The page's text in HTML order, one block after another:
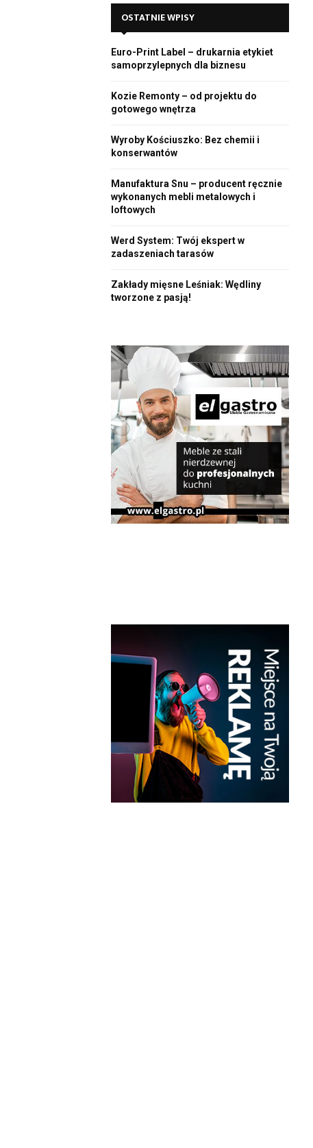
r
:
E
A
R
OSTATNIE WPISY
Euro-Print Label – drukarnia etykiet
samoprzylepnych dla biznesu
Kozie Remonty – od projektu do
gotowego wnętrza
Wyroby Kościuszko: Bez chemii i
konserwantów
Manufaktura Snu – producent ręcznie
wykonanych mebli metalowych i
loftowych
Werd System: Twój ekspert w
zadaszeniach tarasów
Zakłady mięsne Leśniak: Wędliny
tworzone z pasją!